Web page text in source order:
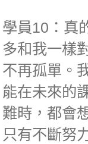
學員10：真
多和我一樣
不再孤單。
能在未來的
難時，都會
只有不斷努